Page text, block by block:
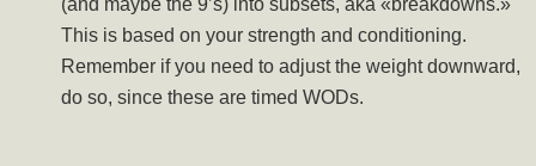
(and maybe the 9’s) into subsets, aka «breakdowns.»
This is based on your strength and conditioning.
Remember if you need to adjust the weight downward,
do so, since these are timed WODs.